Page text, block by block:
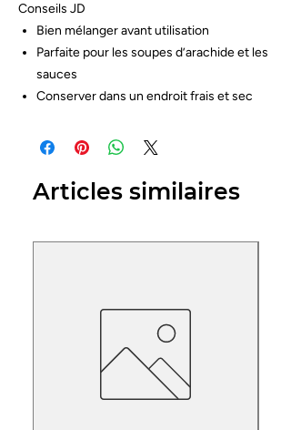
Conseils JD
Bien mélanger avant utilisation
Parfaite pour les soupes d’arachide et les
sauces
Conserver dans un endroit frais et sec
Articles similaires